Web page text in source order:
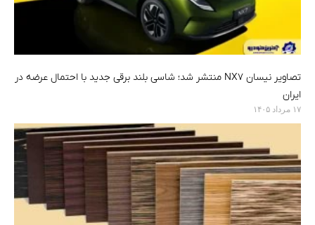
تصاویر نیسان NX7 منتشر شد؛ شاسی بلند برقی جدید با احتمال عرضه در
ایران
۱۷ مرداد ۱۴۰۵